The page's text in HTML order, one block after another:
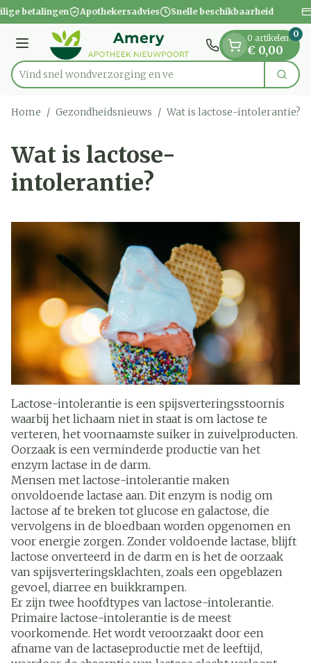
Ga naar de inhoud
1 van 1
betalingen Apothekersadvies Snelle beschikbaarheid
Menu
Product, merk, categorie...
Vind snel wondverzorg Zoek
0 artikelen
€ 0,00
0
Home / Gezondheidsnieuws / Wat is lactose-intolerantie?
Wat is lactose-
intolerantie?
Lactose-intolerantie is een spijsverteringsstoornis
waarbij het lichaam niet in staat is om lactose te
verteren, het voornaamste suiker in zuivelproducten.
Oorzaak is een verminderde productie van het
enzym lactase in de darm.
Mensen met lactose-intolerantie maken
onvoldoende lactase aan. Dit enzym is nodig om
lactose af te breken tot glucose en galactose, die
vervolgens in de bloedbaan worden opgenomen en
voor energie zorgen. Zonder voldoende lactase, blijft
lactose onverteerd in de darm en is het de oorzaak
van spijsverteringsklachten, zoals een opgeblazen
gevoel, diarree en buikkrampen.
Er zijn twee hoofdtypes van lactose-intolerantie.
Primaire lactose-intolerantie is de meest
voorkomende. Het wordt veroorzaakt door een
afname van de lactaseproductie met de leeftijd,